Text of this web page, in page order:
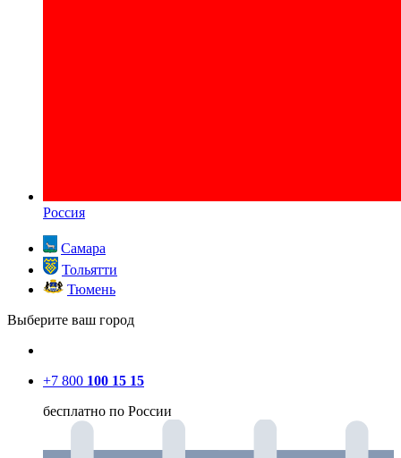
Россия
Самара
Тольятти
Тюмень
Выберите ваш город
+7 800 100 15 15
бесплатно по России